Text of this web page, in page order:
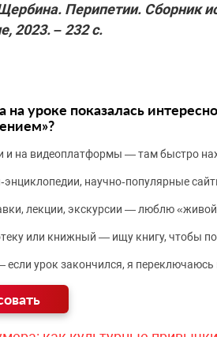
Перипетии. Сборник
2023. – 232 с.
на уроке показалась
и на видеоплатформы — там быстро
научно‑популярные
лекции, экскурсии — люблю
или книжный — ищу книгу, чтобы
если урок закончился, я переключаюсь